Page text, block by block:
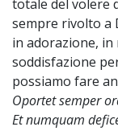
totale del volere
sempre rivolto a
in adorazione,
soddisfazione
possiamo fare
Oportet semper
Et numquam